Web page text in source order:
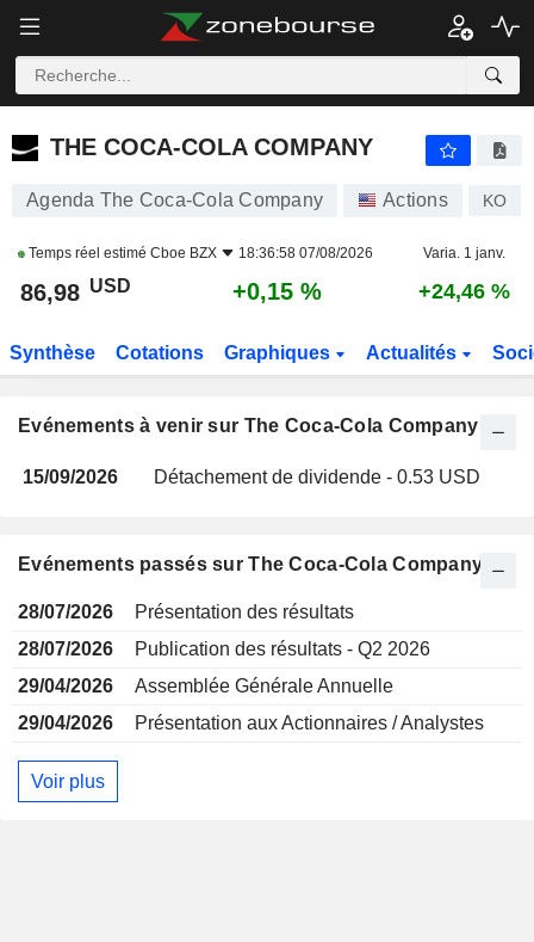
THE COCA-COLA COMPANY
THE COCA-COLA COMPANY
Agenda The Coca-Cola Company Actions KO
Temps réel estimé Cboe BZX 18:36:58 07/08/2026 Varia. 1 janv.
86,98 USD +0,15 % +24,46 %
Synthèse Cotations Graphiques Actualités
Evénements à venir sur The Coca-Cola Company
15/09/2026 Détachement de dividende - 0.53 USD
Evénements passés sur The Coca-Cola Company
28/07/2026
Présentation des résultats
28/07/2026
Publication des résultats - Q2 2026
29/04/2026
Assemblée Générale Annuelle
29/04/2026
Présentation aux Actionnaires / Analystes
Voir plus